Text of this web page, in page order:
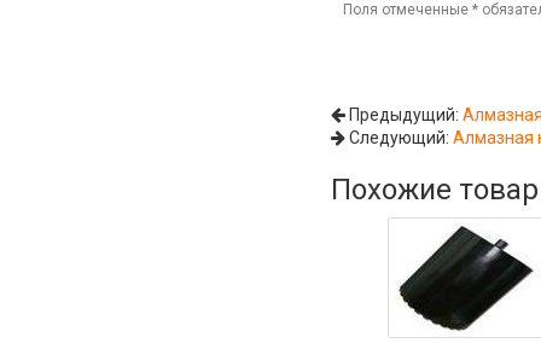
Поля отмеченные*
Предыдущий:
Следующий:Алмазная
Похожие